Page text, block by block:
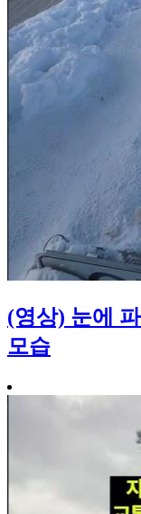
(영상) 눈에
모습